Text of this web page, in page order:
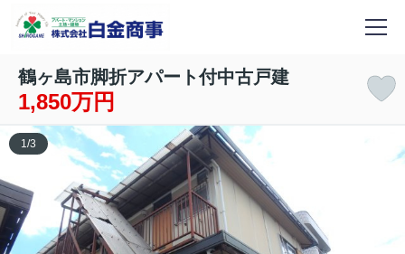
鶴ヶ島市脚折アパート付中古戸建
1,850万円
1 /3